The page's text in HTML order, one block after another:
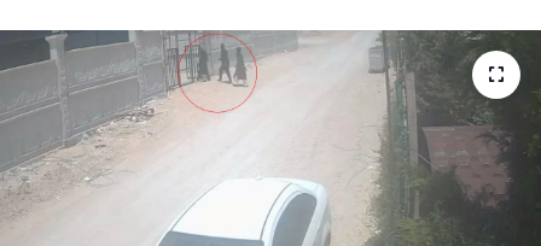
SPOR
MAGAZİN
ESKİŞEHİRSPOR